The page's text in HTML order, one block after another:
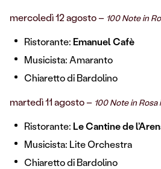
mercoledì 12 agosto – 100 Note in
Ristorante: Emanuel Cafè
Musicista: Amaranto
Chiaretto di Bardolino
martedì 11 agosto – 100 Note in Rosa
Ristorante: Le Cantine de
Musicista: Lite Orchestra
Chiaretto di Bardolino